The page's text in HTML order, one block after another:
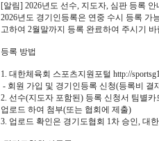
[알림] 2026년도 선수, 지도자, 심판 등록 안
2026년도 경기인등록은 연중 수시 등록
고하여 2월말까지 등록 완료하여 주시기 바
등록 방법
1. 대한체육회 스포츠지원포털 http://
- 회원 가입 및 경기인등록 신청(등록비 결
2. 선수(지도자 포함된) 등록 신청서 팀별
업로드 하여 첨부(또는 협회에 제출)
3. 업로드 확인은 경기도협회 1차 승인, 대